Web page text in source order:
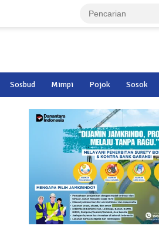
Sosbud Mimpi Pojok Sosok